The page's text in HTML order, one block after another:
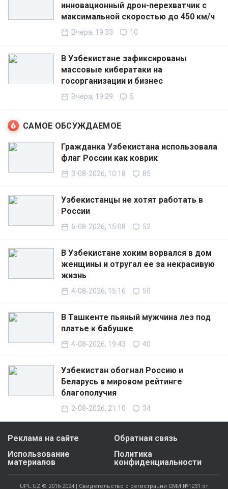
инновационный дрон-перехватчик с
максимальной скоростью до 450 км/ч
Вчера, 19:33 10
В Узбекистане зафиксированы
массовые кибератаки на
госорганизации и бизнес
Вчера, 19:29 5
САМОЕ ОБСУЖДАЕМОЕ
Гражданка Узбекистана использовала
флаг России как коврик
3-08-2026, 10:18 85
Узбекистанцы не хотят работать в
России
6-08-2026, 15:08 52
В Узбекистане хоким ворвался в дом
женщины и отругал ее за некрасивую
жизнь
4-08-2026, 15:16 50
В Ташкенте пьяный мужчина лез под
платье к бабушке
4-08-2026, 19:43 40
Узбекистан обогнал Россию и
Беларусь в мировом рейтинге
благополучия
2-08-2026, 21:10 34
Реклама на сайте
Обратная связь
Использование
материалов
Политика
конфиденциальности
UPL.UZ © 2016-2024 | Свидетельство о регистрации СМИ №1231 от